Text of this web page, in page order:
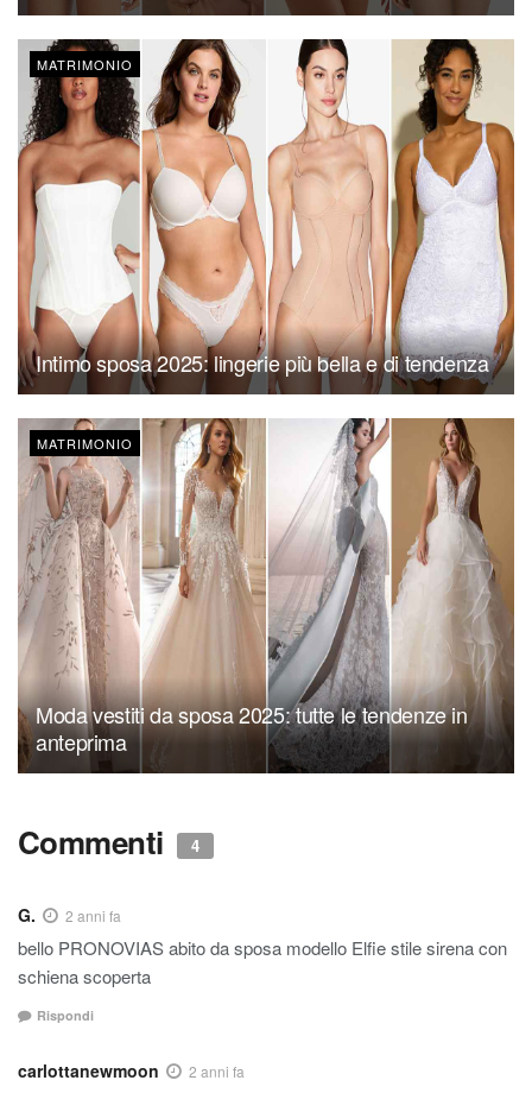
MATRIMONIO
Intimo sposa 2025: lingerie più bella e di tendenza
MATRIMONIO
Moda vestiti da sposa 2025: tutte le tendenze in
anteprima
Commenti 4
G. 2 anni fa
bello PRONOVIAS abito da sposa modello Elfie stile sirena con
schiena scoperta
Rispondi
carlottanewmoon 2 anni fa